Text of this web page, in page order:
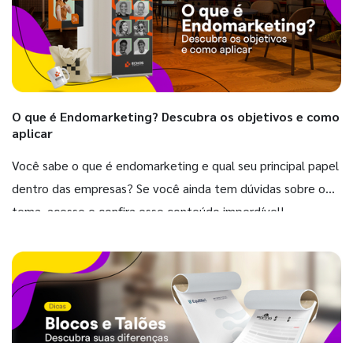
O que é Endomarketing? Descubra os objetivos e como
aplicar
Você sabe o que é endomarketing e qual seu principal papel
dentro das empresas? Se você ainda tem dúvidas sobre o
tema, acesse e confira esse conteúdo imperdível!